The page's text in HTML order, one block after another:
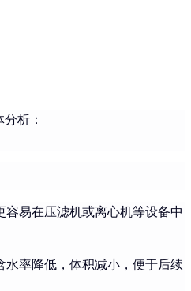
析：
容易在压滤机或离心机等设备中
水率降低，体积减小，便于后续